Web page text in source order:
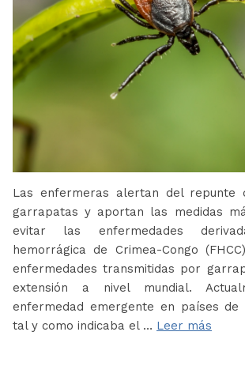
Las enfermeras alertan del repunte
garrapatas y aportan las medidas
evitar las enfermedades
hemorrágica de Crimea-Congo
enfermedades transmitidas por
extensión a nivel mundial.
enfermedad emergente en países de
tal y como indicaba el … Leer más